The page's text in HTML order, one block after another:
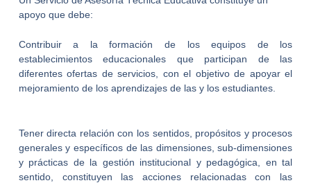
apoyo que debe:
Contribuir a la formación de los equipos de los
establecimientos educacionales que participan de las
diferentes ofertas de servicios, con el objetivo de apoyar el
mejoramiento de los aprendizajes de las y los estudiantes.
Tener directa relación con los sentidos, propósitos y procesos
generales y específicos de las dimensiones, sub-dimensiones
y prácticas de la gestión institucional y pedagógica, en tal
sentido, constituyen las acciones relacionadas con las